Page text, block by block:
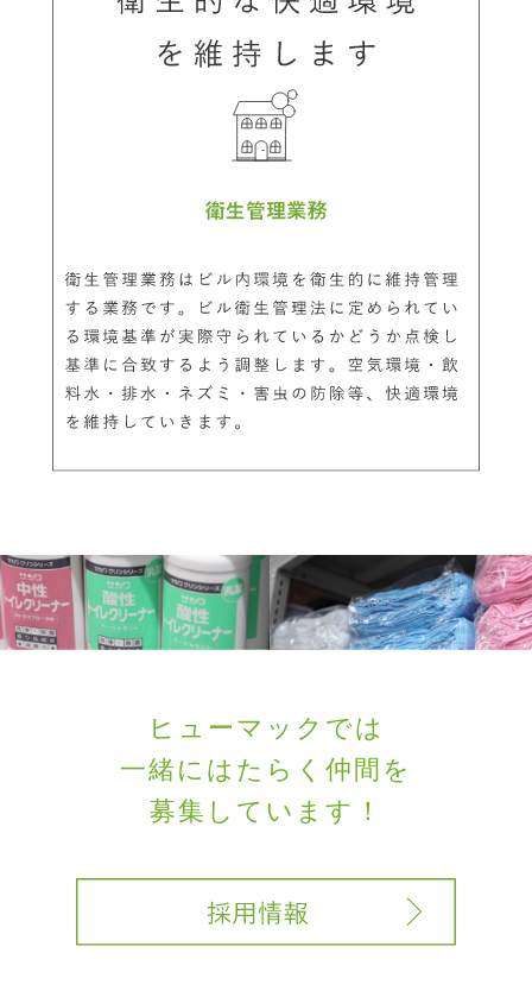
ヒューマックでは
一緒にはたらく 仲間を
募集しています！